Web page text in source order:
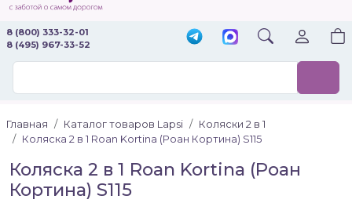
8 (800) 333-32-01
8 (495) 967-33-52
Главная Каталог товаров Lapsi
Коляски 2 в 1
Коляска 2 в 1 Roan Kortina (Роан Кортина) S115
Коляска 2 в 1 Roan Kortina (Роан
Кортина) S115